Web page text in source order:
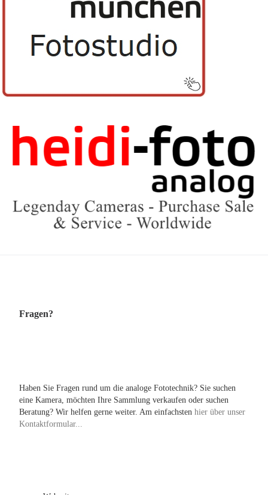
Fragen?
Haben Sie Fragen rund um die analoge Fototechnik? Sie suchen
eine Kamera, möchten Ihre Sammlung verkaufen oder suchen
Beratung? Wir helfen gerne weiter. Am einfachsten hier über unser
Kontaktformular...